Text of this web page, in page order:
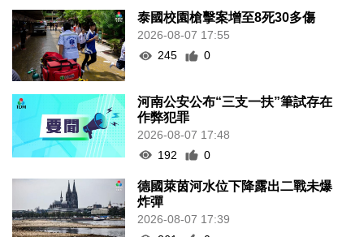
泰國校園槍擊案增至8死30多傷
2026-08-07 17:55
245
0
河南公安公布“三支一扶”筆試存在
作弊犯罪
2026-08-07 17:48
192
0
德國萊茵河水位下降露出二戰未爆
炸彈
2026-08-07 17:39